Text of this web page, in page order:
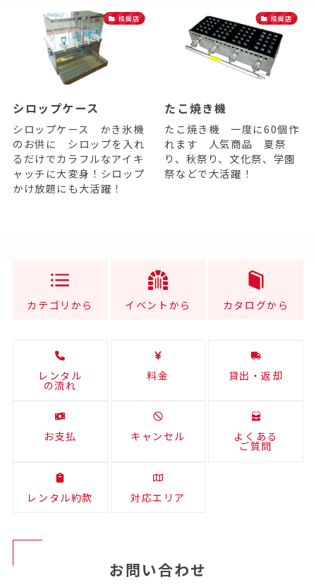
模擬店
シロップケース
シロップケース かき氷機
のお供に シロップを入れ
るだけでカラフルなアイキ
ャッチに大変身！シロップ
かけ放題にも大活躍！
模擬店
たこ焼き機
たこ焼き機 一度に60個作
れます 人気商品 夏祭
り、秋祭り、文化祭、学園
祭などで大活躍！
カテゴリから イベントから カタログから
レンタル
の流れ
料金 貸出・返却
お支払 キャンセル よくある
ご質問
レンタル約款 対応エリア
お問い合わせ